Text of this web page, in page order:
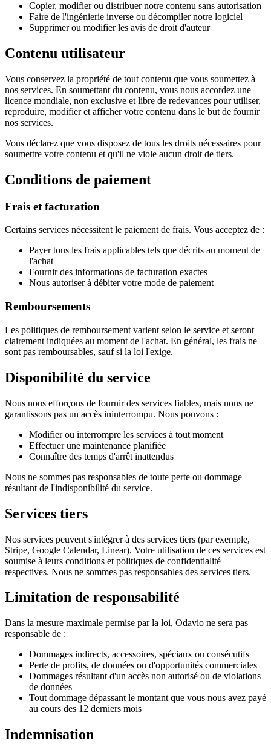
Copier, modifier ou distribuer notre contenu sans autorisation
Faire de l'ingénierie inverse ou décompiler notre logiciel
Supprimer ou modifier les avis de droit d'auteur
Contenu utilisateur
Vous conservez la propriété de tout contenu que vous soumettez à
nos services. En soumettant du contenu, vous nous accordez une
licence mondiale, non exclusive et libre de redevances pour utiliser,
reproduire, modifier et afficher votre contenu dans le but de fournir
nos services.
Vous déclarez que vous disposez de tous les droits nécessaires pour
soumettre votre contenu et qu'il ne viole aucun droit de tiers.
Conditions de paiement
Frais et facturation
Certains services nécessitent le paiement de frais. Vous acceptez de :
Payer tous les frais applicables tels que décrits au moment de
l'achat
Fournir des informations de facturation exactes
Nous autoriser à débiter votre mode de paiement
Remboursements
Les politiques de remboursement varient selon le service et seront
clairement indiquées au moment de l'achat. En général, les frais ne
sont pas remboursables, sauf si la loi l'exige.
Disponibilité du service
Nous nous efforçons de fournir des services fiables, mais nous ne
garantissons pas un accès ininterrompu. Nous pouvons :
Modifier ou interrompre les services à tout moment
Effectuer une maintenance planifiée
Connaître des temps d'arrêt inattendus
Nous ne sommes pas responsables de toute perte ou dommage
résultant de l'indisponibilité du service.
Services tiers
Nos services peuvent s'intégrer à des services tiers (par exemple,
Stripe, Google Calendar, Linear). Votre utilisation de ces services est
soumise à leurs conditions et politiques de confidentialité
respectives. Nous ne sommes pas responsables des services tiers.
Limitation de responsabilité
Dans la mesure maximale permise par la loi, Odavio ne sera pas
responsable de :
Dommages indirects, accessoires, spéciaux ou consécutifs
Perte de profits, de données ou d'opportunités commerciales
Dommages résultant d'un accès non autorisé ou de violations
de données
Tout dommage dépassant le montant que vous nous avez payé
au cours des 12 derniers mois
Indemnisation